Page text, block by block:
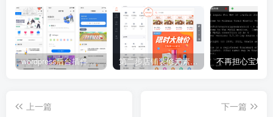
wordpress后台插件星宿V2.X-V3小程序搭建教程(备忘） 第二步店铺装修元素应用场景介绍
上一篇
下一篇